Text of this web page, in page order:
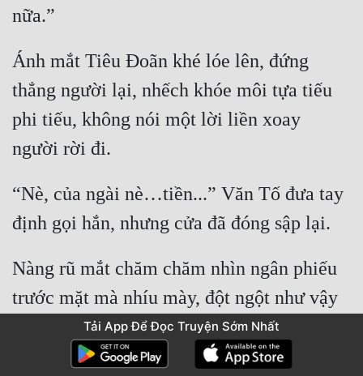
Ánh mắt Tiêu Đoãn khé lóe lên, đứng
thẳng người lại, nhếch khóe môi tựa tiếu
phi tiếu, không nói một lời liền xoay
“Nè, của ngài nè…tiền...” Văn Tố đưa tay
Nàng rũ mắt chăm chăm nhìn ngân phiếu
trước mặt mà nhíu mày, đột ngột như vậy
Tải App Để Đọc Truyện Sớm Nhất